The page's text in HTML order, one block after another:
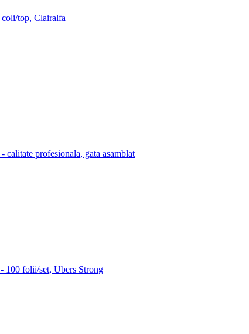
top, Clairalfa
profesionala, gata asamblat
100 folii/set, Ubers Strong